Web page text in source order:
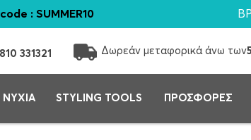
: SUMMER10
331321 Δωρεάν μεταφορικά άνω των
ΝΥΧΙΑ STYLING TOOLS ΠΡΟΣΦΟΡΕΣ